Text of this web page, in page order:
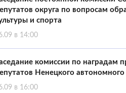
округа по вопросам
и спорта
в 14:00
комиссии по наградам
Ненецкого автономного
в 16:00